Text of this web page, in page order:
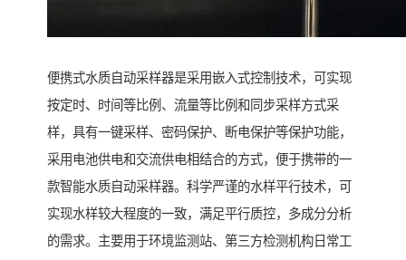
便携式水质自动采样器是采用嵌入式控制技术，可实现
按定时、时间等比例、流量等比例和同步采样方式采
样，具有一键采样、密码保护、断电保护等保护功能，
采用电池供电和交流供电相结合的方式，便于携带的一
款智能水质自动采样器。科学严谨的水样平行技术，可
实现水样较大程度的一致，满足平行质控，多成分分析
的需求。主要用于环境监测站、第三方检测机构日常工